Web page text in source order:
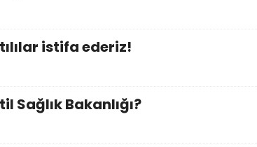
istifa ederiz!
Sağlık Bakanlığı?